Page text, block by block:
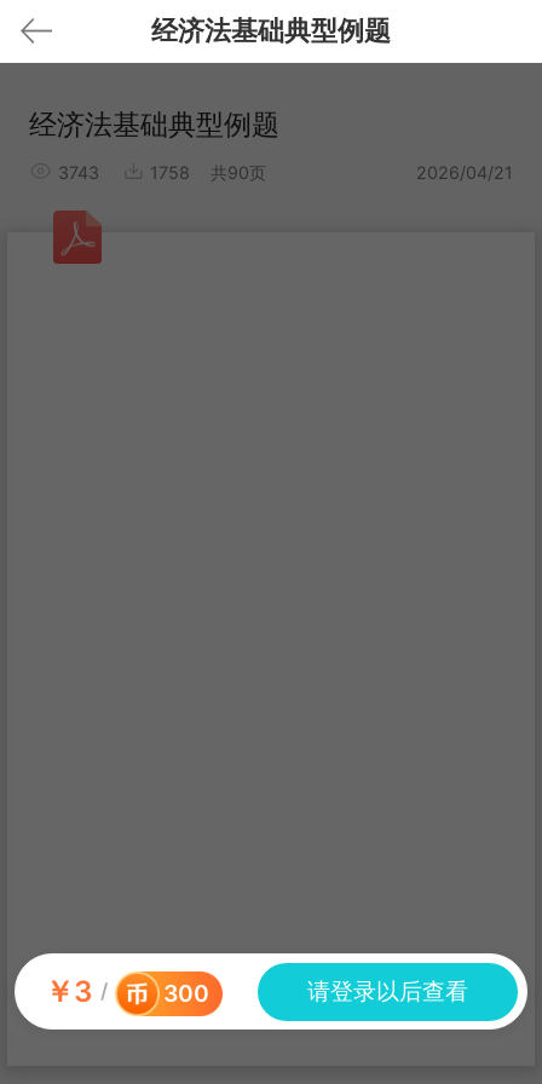
经济法基础典型例题
经济法基础典型例题
3743 1758 共90页 2026/04/21
￥3 / 300 请登录以后查看